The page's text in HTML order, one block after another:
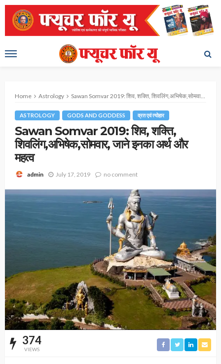
Home Astrology Sawan Somvar 2019: शिव, शक्ति, शिवलिंग,अभिषेक,सोमवार, जाने इनका अर्थ और महत्व
ASTROLOGY GODS AND GODDESS व्रत एवं त्योहार
Sawan Somvar 2019: शिव, शक्ति,
शिवलिंग,अभिषेक,सोमवार, जाने इनका अर्थ और
महत्व
admin July 17, 2019 no comment
374
VIEWS